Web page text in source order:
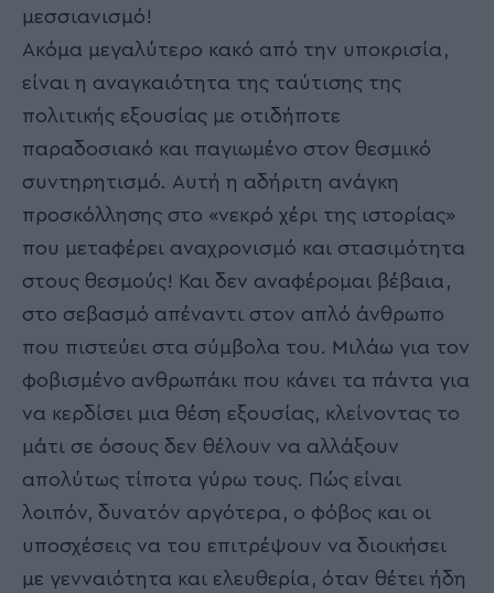
μεσσιανισμό!
Ακόμα μεγαλύτερο κακό από την υποκρισία,
είναι η αναγκαιότητα της ταύτισης της
πολιτικής εξουσίας με οτιδήποτε
παραδοσιακό και παγιωμένο στον θεσμικό
συντηρητισμό. Αυτή η αδήριτη ανάγκη
προσκόλλησης στο «νεκρό χέρι της ιστορίας»
που μεταφέρει αναχρονισμό και στασιμότητα
στους θεσμούς! Και δεν αναφέρομαι βέβαια,
στο σεβασμό απέναντι στον απλό άνθρωπο
που πιστεύει στα σύμβολα του. Μιλάω για τον
φοβισμένο ανθρωπάκι που κάνει τα πάντα για
να κερδίσει μια θέση εξουσίας, κλείνοντας το
μάτι σε όσους δεν θέλουν να αλλάξουν
απολύτως τίποτα γύρω τους. Πώς είναι
λοιπόν, δυνατόν αργότερα, ο φόβος και οι
υποσχέσεις να του επιτρέψουν να διοικήσει
με γενναιότητα και ελευθερία, όταν θέτει ήδη